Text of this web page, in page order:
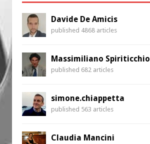
Davide De Amicis
published 4868 articles
Massimiliano Spiriticchio
published 682 articles
simone.chiappetta
published 563 articles
Claudia Mancini